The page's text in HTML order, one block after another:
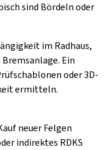
sind Bördeln oder
im Radhaus,
Ein
oder 3D-
ermitteln.
neuer Felgen
indirektes RDKS